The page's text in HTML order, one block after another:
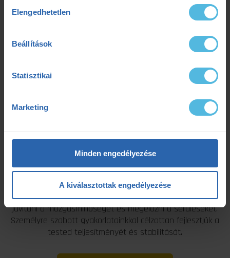
kiválasztása
Elengedhetetlen
Beállítások
Statisztikai
Marketing
Minden engedélyezése
A kiválasztottak engedélyezése
ERŐSÍTŐ EDZÉSEK
Az erősítő és funkcionális edzés segít növelni az izomerőt,
javítani a mozgásminőséget és megelőzni a sérüléseket.
Személyre szabott gyakorlatainkkal célzottan fejlesztjük a
tested teljesítményét és stabilitását.